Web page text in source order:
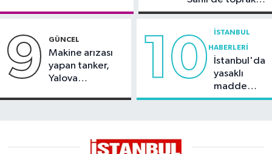
kayması
9 GÜNCEL
Makine arızası
yapan tanker,
Yalova
10 İSTANBUL
HABERLERI
İstanbul'da
yasaklı
madde
operasyonu